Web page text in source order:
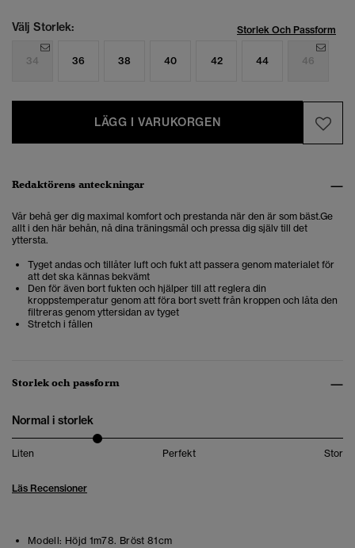
Välj Storlek: Storlek Och Passform
34 36 38 40 42 44 46
LÄGG I VARUKORGEN
Redaktörens anteckningar
Vår behå ger dig maximal komfort och prestanda när den är som bäst.Ge
allt i den här behån, nå dina träningsmål och pressa dig själv till det
yttersta.
Tyget andas och tillåter luft och fukt att passera genom materialet för
att det ska kännas bekvämt
Den för även bort fukten och hjälper till att reglera din
kroppstemperatur genom att föra bort svett från kroppen och låta den
filtreras genom yttersidan av tyget
Stretch i fållen
Storlek och passform
Normal i storlek
Liten Perfekt Stor
Läs Recensioner
Modell: Höjd 1m78. Bröst 81cm